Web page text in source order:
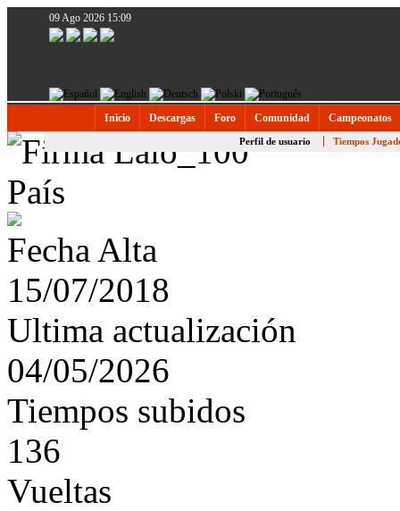
09 Ago 2026 15:09
Inicio Descargas Foro Comunidad Campeonatos
Perfil de usuario Tiempos
País
Fecha Alta
15/07/2018
Ultima actualización
04/05/2026
Tiempos subidos
136
Vueltas